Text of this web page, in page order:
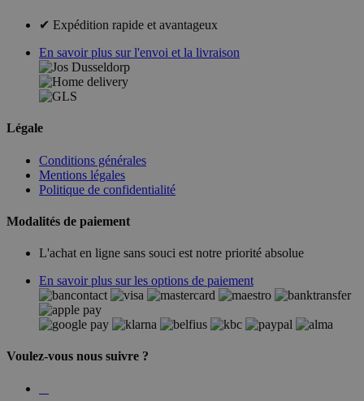
✔ Expédition rapide et avantageux
En savoir plus sur l'envoi et la livraison
Légale
Conditions générales
Mentions légales
Politique de confidentialité
Modalités de paiement
L'achat en ligne sans souci est notre priorité absolue
En savoir plus sur les options de paiement
Voulez-vous nous suivre ?